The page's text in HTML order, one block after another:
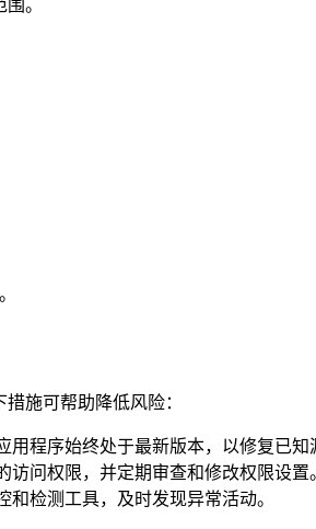
。
措施可帮助降低风险：
用程序始终处于最新版本，以修复已知
访问权限，并定期审查和修改权限设置
和检测工具，及时发现异常活动。